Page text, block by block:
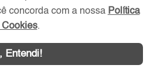
concorda com a nossa Política
Cookies.
Entendi!